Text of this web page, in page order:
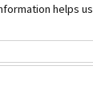
helps